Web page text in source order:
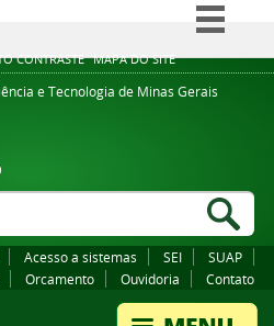
CONTRASTE MAPA DO SITE
Simplifique!
Comunica BR
Legislação
e Tecnologia de Minas Gerais
Acesso a sistemas SEI
SUAP
Orcamento Ouvidoria Contato